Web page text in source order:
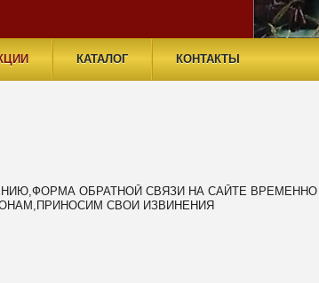
КАТАЛОГ КОНТАКТЫ
ОБРАТНОЙ СВЯЗИ НА САЙТЕ ВРЕМЕННО
СВОИ ИЗВИНЕНИЯ